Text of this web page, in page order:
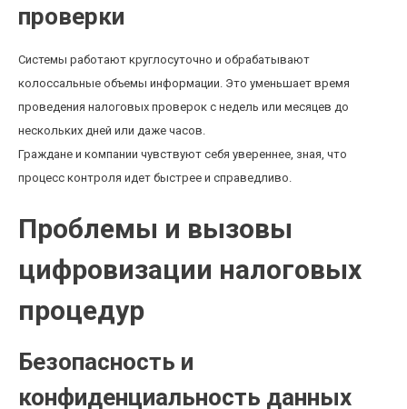
проверки
Системы работают круглосуточно и обрабатывают
колоссальные объемы информации. Это уменьшает время
проведения налоговых проверок с недель или месяцев до
нескольких дней или даже часов.
Граждане и компании чувствуют себя увереннее, зная, что
процесс контроля идет быстрее и справедливо.
Проблемы и вызовы
цифровизации налоговых
процедур
Безопасность и
конфиденциальность данных